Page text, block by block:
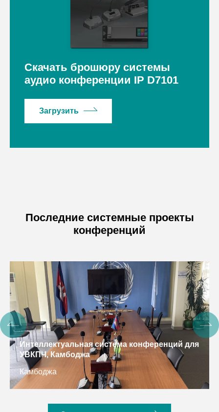
Скачать брошюру системы
аудио конференции IP D7101
Загрузить
Последние системные проекты
конференций
Интеллектуальная система конференций для
УВКПЧ, Камбоджа
Камбоджа